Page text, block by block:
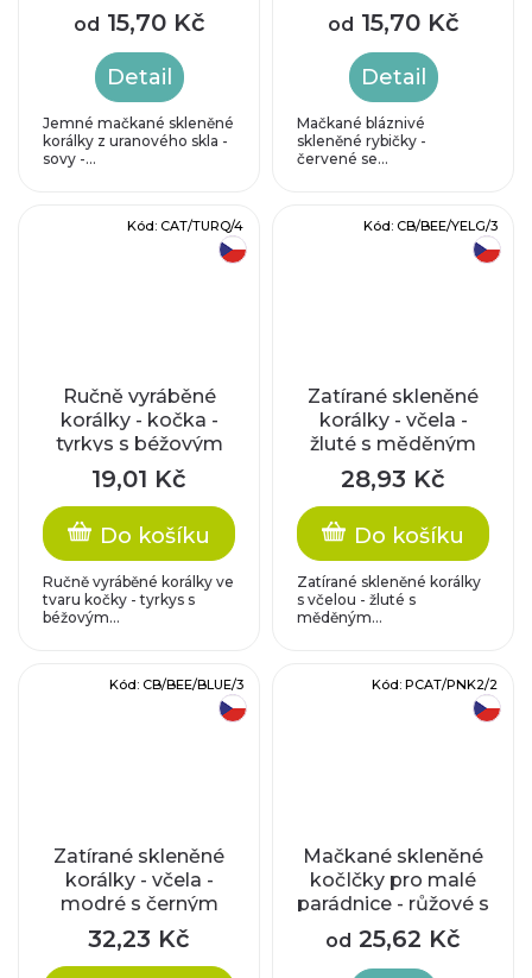
od 15,70 Kč
Detail
Jemné mačkané skleněné
korálky z uranového skla -
sovy -...
od 15,70 Kč
Detail
Mačkané bláznivé
skleněné rybičky -
červené se...
Ručně vyráběné
korálky - kočka -
tyrkys s béžovým
zatíráním
19,01 Kč
Do košíku
Ručně vyráběné korálky ve
tvaru kočky - tyrkys s
béžovým...
Kód: CAT/TURQ/4
Zatírané skleněné
korálky - včela -
žluté s měděným
zatíráním
28,93 Kč
Do košíku
Zatírané skleněné korálky
s včelou - žluté s
měděným...
Kód: CB/BEE/YELG/3
Zatírané skleněné
korálky - včela -
modré s černým
zatíráním
32,23 Kč
Kód: CB/BEE/BLUE/3
Mačkané skleněné
kočIčky pro malé
parádnice - růžové s
měděným
zatíráním
od 25,62 Kč
Kód: PCAT/PNK2/2